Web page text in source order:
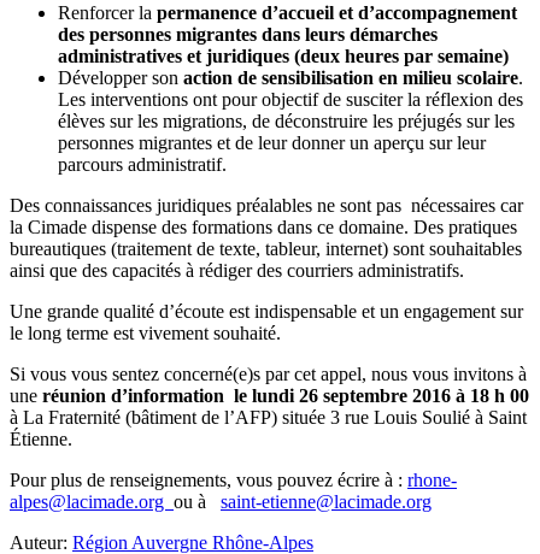
Renforcer la permanence d’accueil et d’accompagnement
des personnes migrantes dans leurs démarches
administratives et juridiques (deux heures par semaine)
Développer son action de sensibilisation en milieu scolaire.
Les interventions ont pour objectif de susciter la réflexion des
élèves sur les migrations, de déconstruire les préjugés sur les
personnes migrantes et de leur donner un aperçu sur leur
parcours administratif.
Des connaissances juridiques préalables ne sont pas nécessaires car
la Cimade dispense des formations dans ce domaine. Des pratiques
bureautiques (traitement de texte, tableur, internet) sont souhaitables
ainsi que des capacités à rédiger des courriers administratifs.
Une grande qualité d’écoute est indispensable et un engagement sur
le long terme est vivement souhaité.
Si vous vous sentez concerné(e)s par cet appel, nous vous invitons à
une réunion d’information le lundi 26 septembre 2016 à 18 h 00
à La Fraternité (bâtiment de l’AFP) située 3 rue Louis Soulié à Saint
Étienne.
Pour plus de renseignements, vous pouvez écrire à : rhone-
alpes@lacimade.org ou à saint-etienne@lacimade.org
Auteur: Région Auvergne Rhône-Alpes